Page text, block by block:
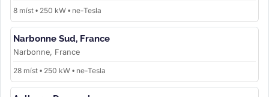
8 míst • 250 kW • ne-Tesla
Narbonne Sud, France
Narbonne, France
28 míst • 250 kW • ne-Tesla